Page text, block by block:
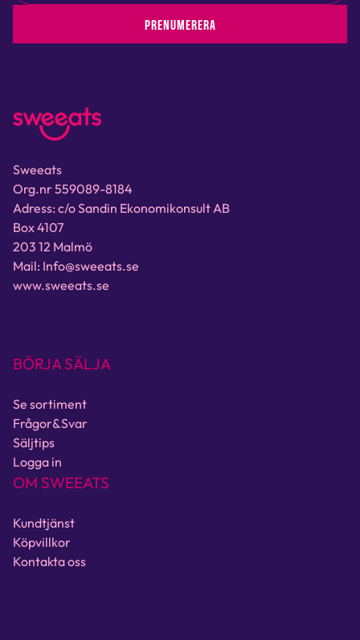
PRENUMERERA
Sweeats
Org.nr 559089-8184
Adress: c/o Sandin Ekonomikonsult AB
Box 4107
203 12 Malmö
Mail: Info@sweeats.se
www.sweeats.se
BÖRJA SÄLJA
Se sortiment
Frågor&Svar
Säljtips
Logga in
OM SWEEATS
Kundtjänst
Köpvillkor
Kontakta oss